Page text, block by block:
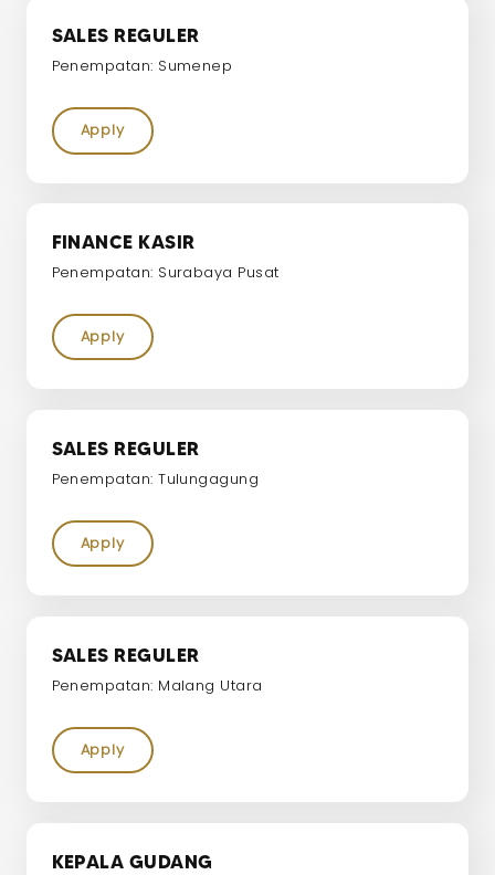
SALES REGULER
Penempatan: Sumenep
Apply
FINANCE KASIR
Penempatan: Surabaya Pusat
Apply
SALES REGULER
Penempatan: Tulungagung
Apply
SALES REGULER
Penempatan: Malang Utara
Apply
KEPALA GUDANG